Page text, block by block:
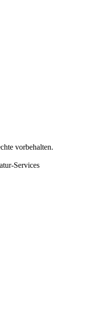
vorbehalten.
Services